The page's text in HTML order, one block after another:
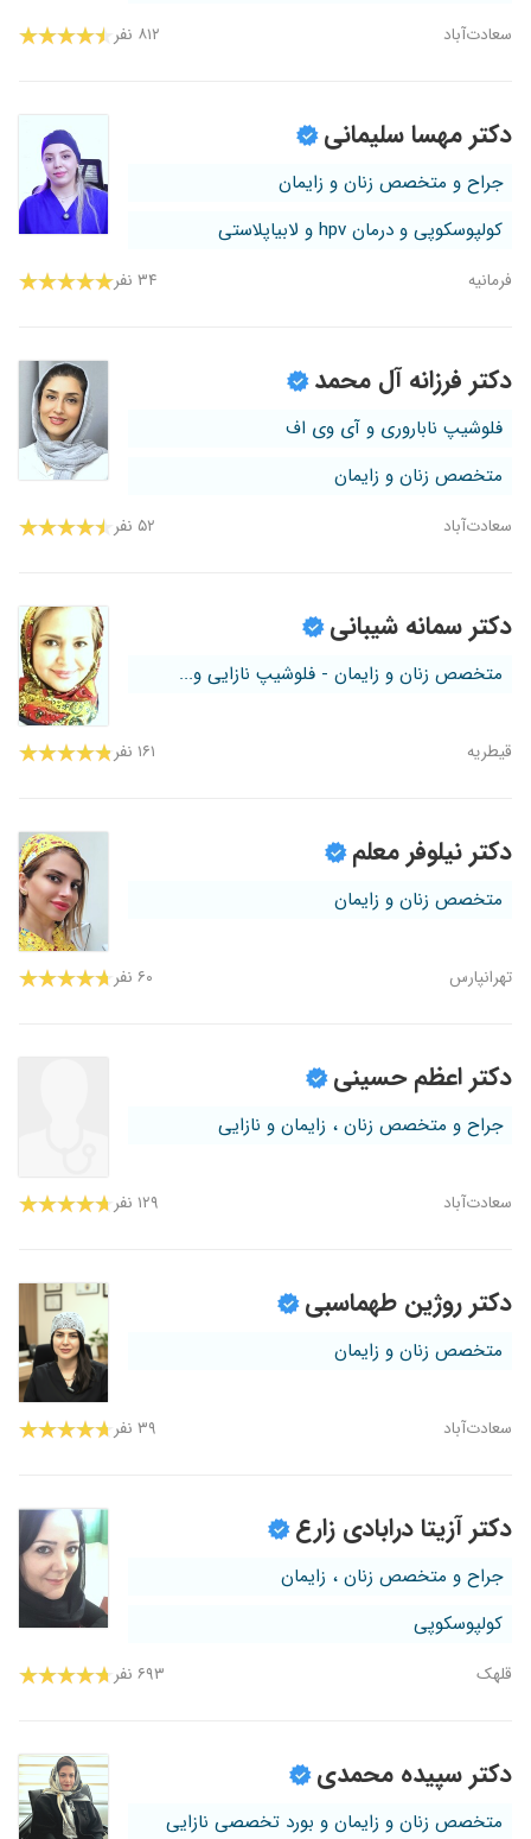
سعادت‌آباد ۸۱۲ نفر
دکتر مهسا سلیمانی
جراح و متخصص زنان و زایمان
کولپوسکوپی و درمان hpv و لابیاپلاستی
فرمانیه ۳۴ نفر
دکتر فرزانه آل محمد
فلوشیپ ناباروری و آی وی اف
متخصص زنان و زایمان
سعادت‌آباد ۵۲ نفر
دکتر سمانه شیبانی
متخصص زنان و زایمان - فلوشیپ نازایی و...
قیطریه ۱۶۱ نفر
دکتر نیلوفر معلم
متخصص زنان و زایمان
تهرانپارس ۶۰ نفر
دکتر اعظم حسینی
جراح و متخصص زنان ، زایمان و نازایی
سعادت‌آباد ۱۲۹ نفر
دکتر روژین طهماسبی
متخصص زنان و زایمان
سعادت‌آباد ۳۹ نفر
دکتر آزیتا درابادی زارع
جراح و متخصص زنان ، زایمان
کولپوسکوپی
قلهک ۶۹۳ نفر
دکتر سپیده محمدی
متخصص زنان و زایمان و بورد تخصصی نازایی